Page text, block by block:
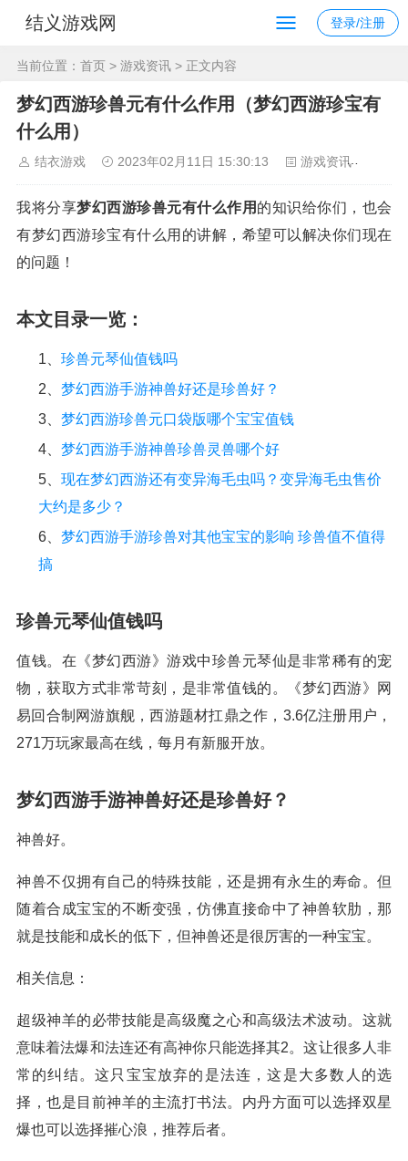
结义游戏网 登录/注册
当前位置： 首页 > 游戏资讯 > 正文内容
梦幻西游珍兽元有什么作用（梦幻西游珍宝有
什么用）
结衣游戏 2023年02月11日 15:30:13 游戏资讯
我将分享梦幻西游珍兽元有什么作用 的知识给你们，也会
有梦幻西游珍宝有什么用的讲解，希望可以解决你们现在
的问题！
本文目录一览：
1、 珍兽元琴仙值钱吗
2、 梦幻西游手游神兽好还是珍兽好？
3、 梦幻西游珍兽元口袋版哪个宝宝值钱
4、 梦幻西游手游神兽珍兽灵兽哪个好
5、 现在梦幻西游还有变异海毛虫吗？变异海毛虫售价
大约是多少？
6、 梦幻西游手游珍兽对其他宝宝的影响 珍兽值不值得
搞
珍兽元琴仙值钱吗
值钱。在《梦幻西游》游戏中珍兽元琴仙是非常稀有的宠
物，获取方式非常苛刻，是非常值钱的。《梦幻西游》网
易回合制网游旗舰，西游题材扛鼎之作，3.6亿注册用户，
271万玩家最高在线，每月有新服开放。
梦幻西游手游神兽好还是珍兽好？
神兽好。
神兽不仅拥有自己的特殊技能，还是拥有永生的寿命。但
随着合成宝宝的不断变强，仿佛直接命中了神兽软肋，那
就是技能和成长的低下，但神兽还是很厉害的一种宝宝。
相关信息：
超级神羊的必带技能是高级魔之心和高级法术波动。这就
意味着法爆和法连还有高神你只能选择其2。这让很多人非
常的纠结。这只宝宝放弃的是法连，这是大多数人的选
择，也是目前神羊的主流打书法。内丹方面可以选择双星
爆也可以选择摧心浪，推荐后者。